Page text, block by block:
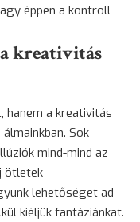
éppen a kontroll
kreativitás
hanem a kreativitás
Sok
mind-mind az
ötletek
lehetőséget ad
kiéljük fantáziánkat.